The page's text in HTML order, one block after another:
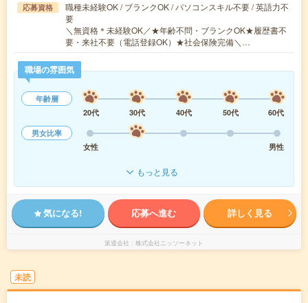
応募資格
職種未経験OK / ブランクOK / パソコンスキル不要 / 英語力不
要
＼無資格＊未経験OK／★年齢不問・ブランクOK★履歴書不
要・来社不要（電話登録OK）★社会保険完備＼…
職場の雰囲気
年齢層
20代
30代 40代 50代
60代
男女比率
女性
男性
もっと見る
気になる! 応募へ進む 詳しく見る
派遣会社 株式会社ニッソーネット
未読